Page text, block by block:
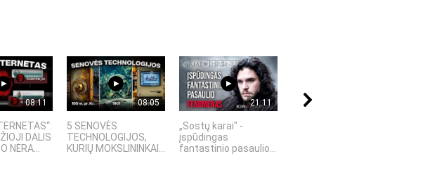
08:11
DALIS
NĖRA...
08:05
5 SENOVĖS
TECHNOLOGIJOS,
KURIŲ MOKSLININKAI...
21:11
„Sostų karai" -
įspūdingas
fantastinio pasaulio...